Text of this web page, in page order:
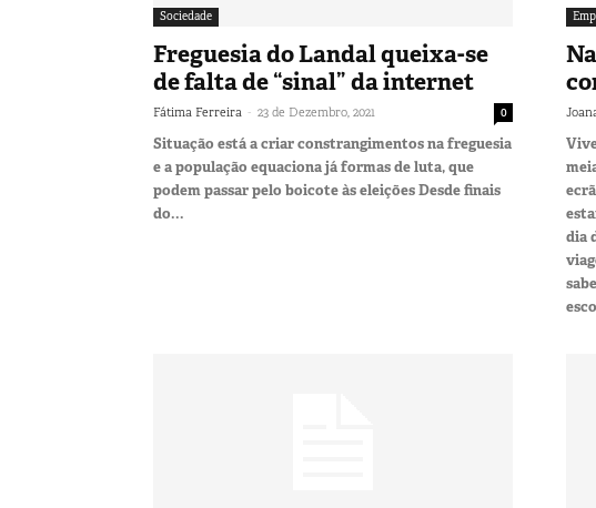
Sociedade
Freguesia do Landal queixa-se
de falta de “sinal” da internet
Fátima Ferreira - 23 de Dezembro, 2021 0
Situação está a criar constrangimentos na freguesia
e a população equaciona já formas de luta, que
podem passar pelo boicote às eleições Desde finais
do...
dia